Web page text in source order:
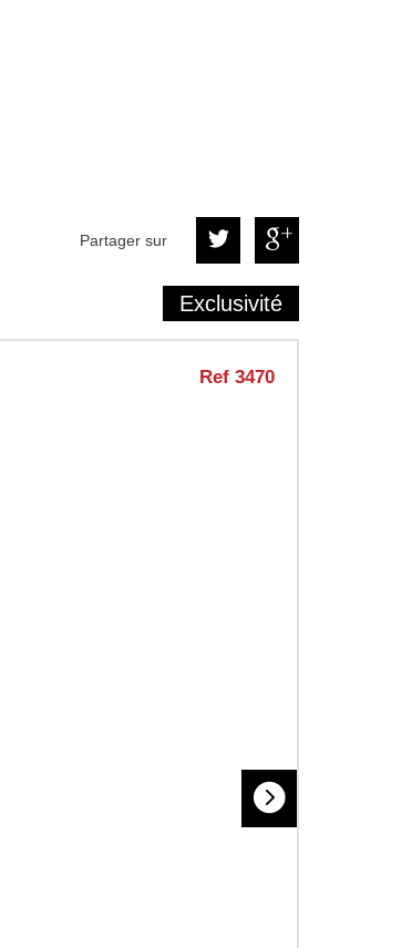
Partager sur
Exclusivité
Ref 3470